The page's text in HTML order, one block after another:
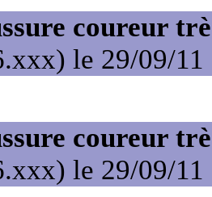
coureur
le 29/09/11
coureur
le 29/09/11